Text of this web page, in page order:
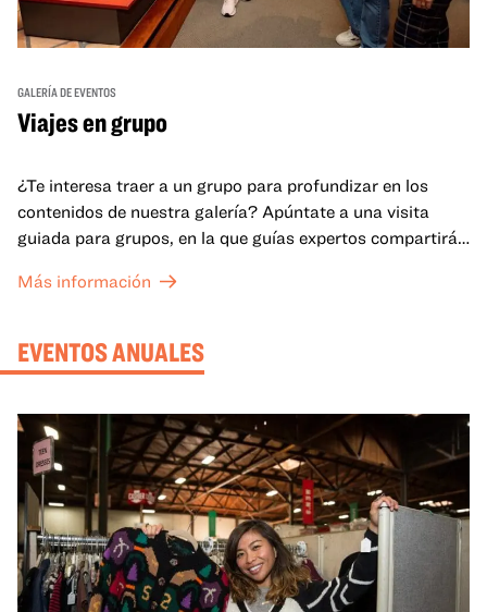
GALERÍA DE EVENTOS
Viajes en grupo
¿Te interesa traer a un grupo para profundizar en los
contenidos de nuestra galería? Apúntate a una visita
guiada para grupos, en la que guías expertos compartirán
mejor lo que se expone en las galerías del OMCA.
Más información
EVENTOS ANUALES